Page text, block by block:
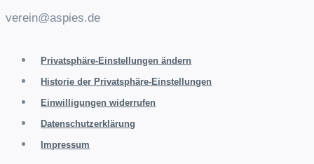
verein@aspies.de
Privatsphäre-Einstellungen ändern
Historie der Privatsphäre-Einstellungen
Einwilligungen widerrufen
Datenschutzerklärung
Impressum